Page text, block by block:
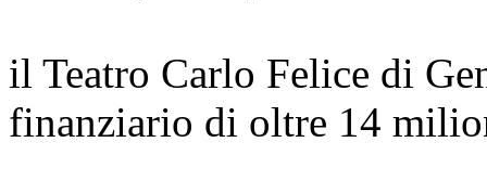
il Teatro Carlo Felice di
finanziario di oltre 14